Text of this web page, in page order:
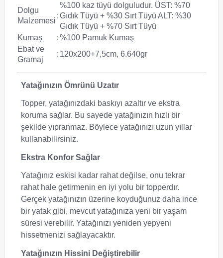
Dolgu
Malzemesi
:
%100 kaz tüyü dolguludur. ÜST: %70
Gıdık Tüyü + %30 Sırt Tüyü ALT: %30
Gıdık Tüyü + %70 Sırt Tüyü
Kumaş
:%100 Pamuk Kumaş
Ebat ve
Gramaj
: 120x200+7,5cm, 6.640gr
Yatağınızın Ömrünü Uzatır
Topper, yatağınızdaki baskıyı azaltır ve ekstra
koruma sağlar. Bu sayede yatağınızın hızlı bir
şekilde yıpranmaz. Böylece yatağınızı uzun yıllar
kullanabilirsiniz.
Ekstra Konfor Sağlar
Yatağınız eskisi kadar rahat değilse, onu tekrar
rahat hale getirmenin en iyi yolu bir topperdır.
Gerçek yatağınızın üzerine koyduğunuz daha ince
bir yatak gibi, mevcut yatağınıza yeni bir yaşam
süresi verebilir. Yatağınızı yeniden yepyeni
hissetmenizi sağlayacaktır.
Yatağınızın Hissini Değiştirebilir